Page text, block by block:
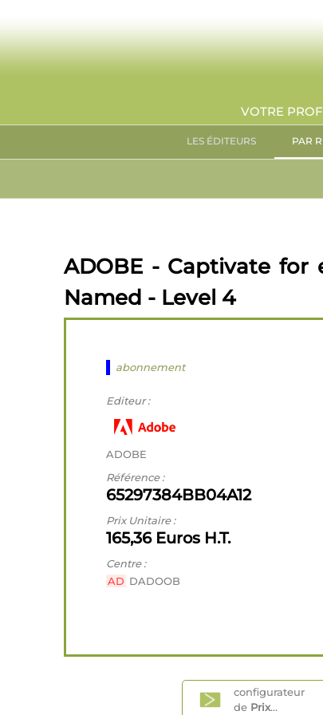
VOTRE
LES ÉDITEURS PAR
ADOBE - Captivate for
Named - Level 4
abonnement
Editeur :
ADOBE
Référence :
65297384BB04A12
Prix Unitaire :
165,36 Euros H.T.
Centre :
AD DADOOB
configurateur
de Prix...